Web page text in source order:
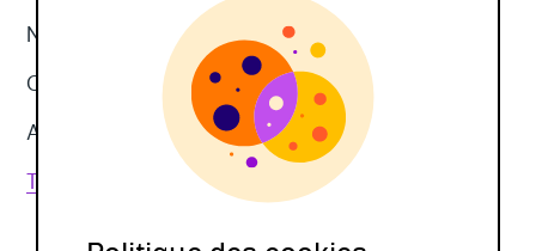
Neuropsychologie
CNV
Approches corporelles
Toutes les techniques